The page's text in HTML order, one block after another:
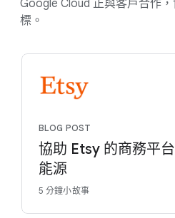
Google Cloud 正與客戶合作
標。
BLOG POST
協助 Etsy 的商務平
能源
5 分鐘小故事